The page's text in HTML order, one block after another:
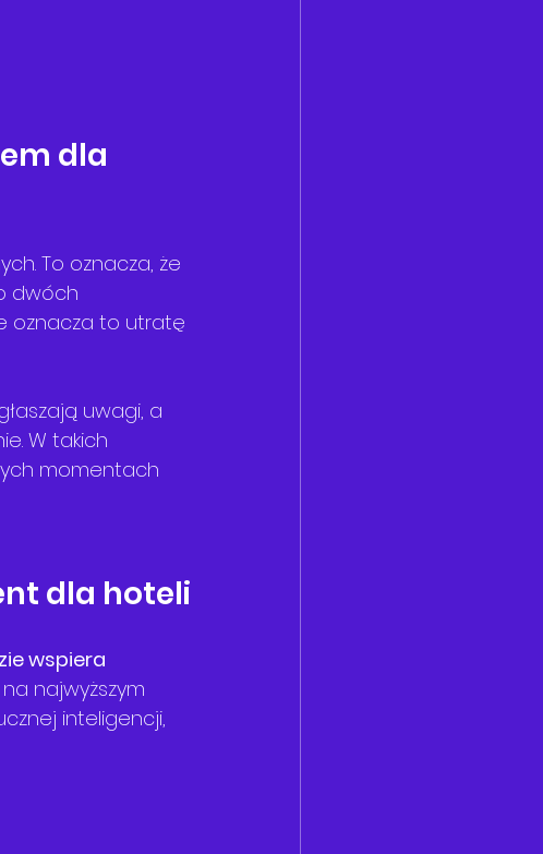
dla
To oznacza, że
dwóch
oznacza to utratę
uwagi, a
W takich
momentach
dla hoteli
wspiera
najwyższym
inteligencji,